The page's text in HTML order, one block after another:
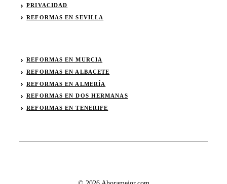
PRIVACIDAD
REFORMAS EN SEVILLA
REFORMAS EN MURCIA
REFORMAS EN ALBACETE
REFORMAS EN ALMERÍA
REFORMAS EN DOS HERMANAS
REFORMAS EN TENERIFE